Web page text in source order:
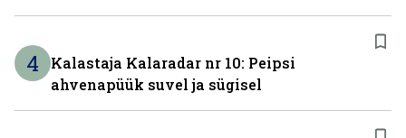
4
Kalastaja Kalaradar nr 10: Peipsi
ahvenapüük suvel ja sügisel